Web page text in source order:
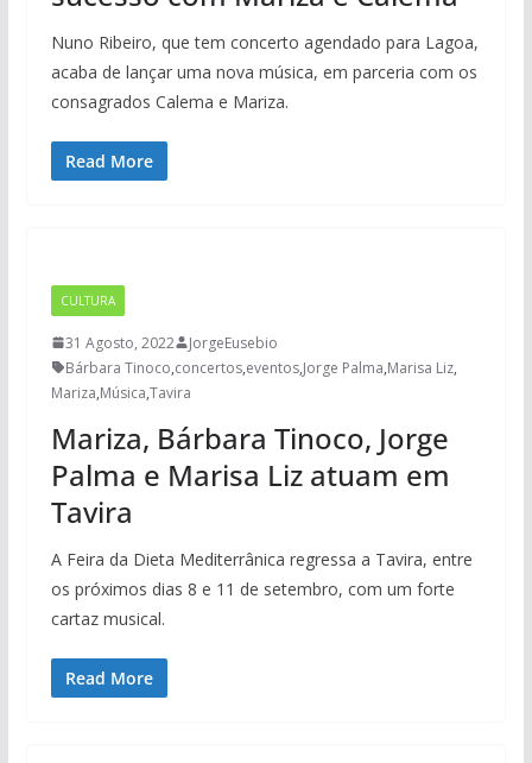
Nuno Ribeiro, que tem concerto agendado para Lagoa,
acaba de lançar uma nova música, em parceria com os
consagrados Calema e Mariza.
Read More
CULTURA
31 Agosto, 2022
JorgeEusebio
Bárbara Tinoco,concertos,eventos,Jorge Palma,Marisa Liz,
Mariza,Música,Tavira
Mariza, Bárbara Tinoco, Jorge
Palma e Marisa Liz atuam em
Tavira
A Feira da Dieta Mediterrânica regressa a Tavira, entre
os próximos dias 8 e 11 de setembro, com um forte
cartaz musical.
Read More